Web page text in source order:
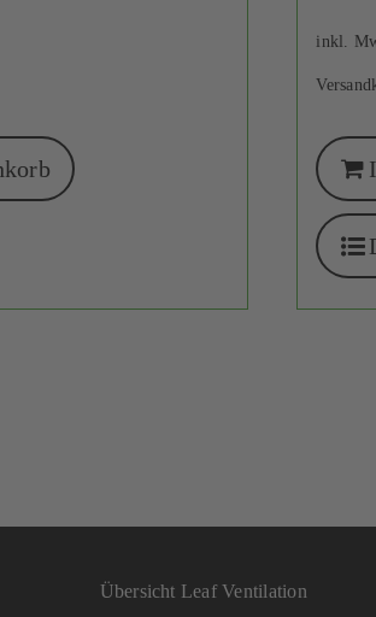
inkl.
Übersicht Leaf Ventilation